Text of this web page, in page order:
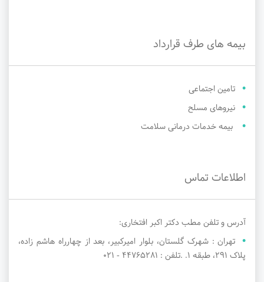
بیمه های طرف قرارداد
تامین اجتماعی
نیروهای مسلح
بیمه خدمات درمانی سلامت
اطلاعات تماس
آدرس و تلفن مطب دکتر اکبر افتخاری:
تهران : شهرک گلستان، بلوار امیرکبیر، بعد از چهارراه هاشم‌ زاده،
پلاک 291، طبقه 1. .تلفن : 44765281 - 021